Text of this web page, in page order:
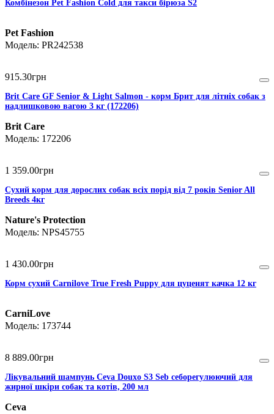
Комбінезон Pet Fashion Cold для такси бірюза S2
Pet Fashion
PR242538
915.30грн
Brit Care GF Senior & Light Salmon - корм Брит для літніх собак з
надлишковою вагою 3 кг (172206)
Brit Care
172206
1 359.00грн
Сухий корм для дорослих собак всіх порід від 7 років Senior All
Breeds 4кг
Nature's Protection
NPS45755
1 430.00грн
Корм сухий Carnilove True Fresh Puppy для цуценят качка 12 кг
CarniLove
173744
8 889.00грн
Лікувальний шампунь Ceva Douxo S3 Seb себорегулюючий для
жирної шкіри собак та котів, 200 мл
Ceva